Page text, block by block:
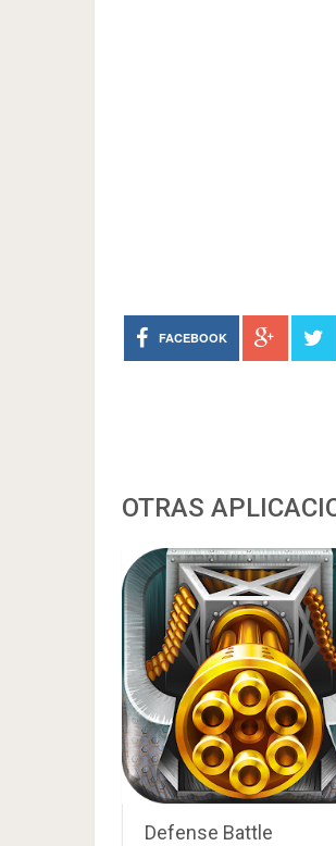
FACEBOOK
OTRAS
Defense Battle